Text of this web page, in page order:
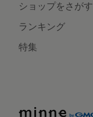
ショップをさがす
ランキング
特集